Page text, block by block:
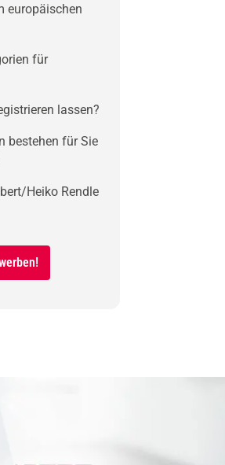
europäischen
für
lassen?
bestehen für Sie
Heiko Rendle